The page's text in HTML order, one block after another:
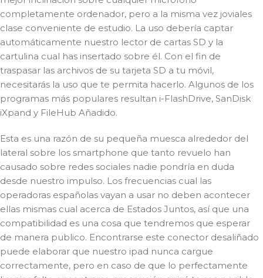
completamente ordenador, pero a la misma vez joviales
clase conveniente de estudio. La uso debería captar
automáticamente nuestro lector de cartas SD y la
cartulina cual has insertado sobre él. Con el fin de
traspasar las archivos de su tarjeta SD a tu móvil,
necesitarás la uso que te permita hacerlo. Algunos de los
programas más populares resultan i-FlashDrive, SanDisk
iXpand y FileHub Añadido.
Esta es una razón de su pequeña muesca alrededor del
lateral sobre los smartphone que tanto revuelo han
causado sobre redes sociales nadie pondrí­a en duda
desde nuestro impulso. Los frecuencias cual las
operadoras españolas vayan a usar no deben acontecer
ellas mismas cual acerca de Estados Juntos, así que una
compatibilidad es una cosa que tendremos que esperar
de manera publico. Encontrarse este conector desaliñado
puede elaborar que nuestro ipad nunca cargue
correctamente, pero en caso de que lo perfectamente